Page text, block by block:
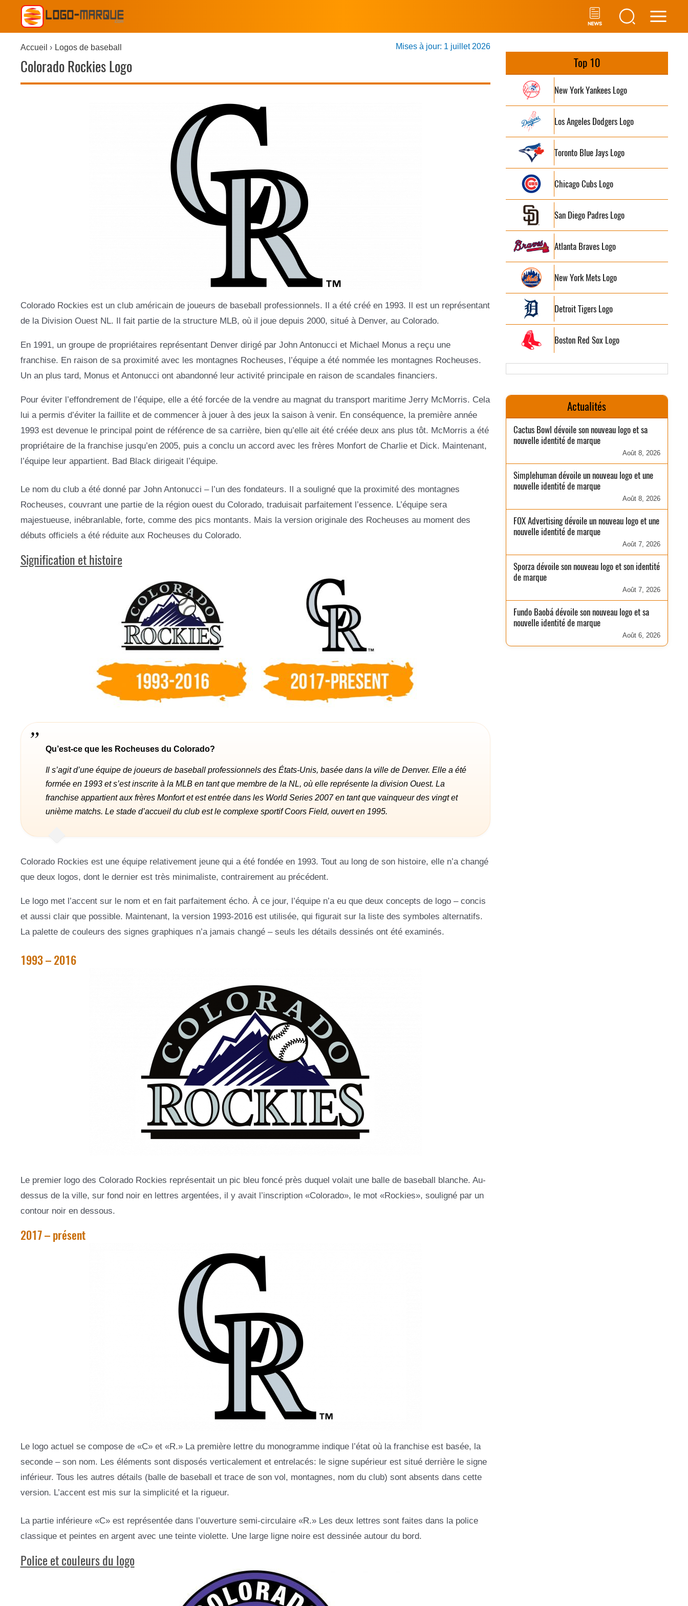
Accueil Logos de baseball
Colorado Rockies Logo
Mises à jour: 1 juillet 2026
Colorado Rockies est un club américain de joueurs de baseball professionnels. Il a été créé en 1993. Il est un représentant
de la Division Ouest NL. Il fait partie de la structure MLB, où il joue depuis 2000, situé à Denver, au Colorado.
En 1991, un groupe de propriétaires représentant Denver dirigé par John Antonucci et Michael Monus a reçu une
franchise. En raison de sa proximité avec les montagnes Rocheuses, l’équipe a été nommée les montagnes Rocheuses.
Un an plus tard, Monus et Antonucci ont abandonné leur activité principale en raison de scandales financiers.
Pour éviter l’effondrement de l’équipe, elle a été forcée de la vendre au magnat du transport maritime Jerry McMorris. Cela
lui a permis d’éviter la faillite et de commencer à jouer à des jeux la saison à venir. En conséquence, la première année
1993 est devenue le principal point de référence de sa carrière, bien qu’elle ait été créée deux ans plus tôt. McMorris a été
propriétaire de la franchise jusqu’en 2005, puis a conclu un accord avec les frères Monfort de Charlie et Dick. Maintenant,
l’équipe leur appartient. Bad Black dirigeait l’équipe.
Le nom du club a été donné par John Antonucci – l’un des fondateurs. Il a souligné que la proximité des montagnes
Rocheuses, couvrant une partie de la région ouest du Colorado, traduisait parfaitement l’essence. L’équipe sera
majestueuse, inébranlable, forte, comme des pics montants. Mais la version originale des Rocheuses au moment des
débuts officiels a été réduite aux Rocheuses du Colorado.
Signification et histoire
Qu’est-ce que les Rocheuses du Colorado?
Il s’agit d’une équipe de joueurs de baseball professionnels des États-Unis, basée dans la ville de Denver. Elle a été
formée en 1993 et ​​s’est inscrite à la MLB en tant que membre de la NL, où elle représente la division Ouest. La
franchise appartient aux frères Monfort et est entrée dans les World Series 2007 en tant que vainqueur des vingt et
unième matchs. Le stade d’accueil du club est le complexe sportif Coors Field, ouvert en 1995.
Colorado Rockies est une équipe relativement jeune qui a été fondée en 1993. Tout au long de son histoire, elle n’a changé
que deux logos, dont le dernier est très minimaliste, contrairement au précédent.
Le logo met l’accent sur le nom et en fait parfaitement écho. À ce jour, l’équipe n’a eu que deux concepts de logo – concis
et aussi clair que possible. Maintenant, la version 1993-2016 est utilisée, qui figurait sur la liste des symboles alternatifs.
La palette de couleurs des signes graphiques n’a jamais changé – seuls les détails dessinés ont été examinés.
1993 – 2016
Le premier logo des Colorado Rockies représentait un pic bleu foncé près duquel volait une balle de baseball blanche. Au-
dessus de la ville, sur fond noir en lettres argentées, il y avait l’inscription «Colorado», le mot «Rockies», souligné par un
contour noir en dessous.
2017 – présent
Le logo actuel se compose de «C» et «R.» La première lettre du monogramme indique l’état où la franchise est basée, la
seconde – son nom. Les éléments sont disposés verticalement et entrelacés: le signe supérieur est situé derrière le signe
inférieur. Tous les autres détails (balle de baseball et trace de son vol, montagnes, nom du club) sont absents dans cette
version. L’accent est mis sur la simplicité et la rigueur.
La partie inférieure «C» est représentée dans l’ouverture semi-circulaire «R.» Les deux lettres sont faites dans la police
classique et peintes en argent avec une teinte violette. Une large ligne noire est dessinée autour du bord.
Police et couleurs du logo
Top 10
New York Yankees Logo
Los Angeles Dodgers Logo
Toronto Blue Jays Logo
Chicago Cubs Logo
San Diego Padres Logo
Atlanta Braves Logo
New York Mets Logo
Detroit Tigers Logo
Boston Red Sox Logo
Actualités
Cactus Bowl dévoile son nouveau logo et sa
nouvelle identité de marque
Août 8, 2026
Simplehuman dévoile un nouveau logo et une
nouvelle identité de marque
Août 8, 2026
FOX Advertising dévoile un nouveau logo et une
nouvelle identité de marque
Août 7, 2026
Sporza dévoile son nouveau logo et son identité
de marque
Août 7, 2026
Fundo Baobá dévoile son nouveau logo et sa
nouvelle identité de marque
Août 6, 2026